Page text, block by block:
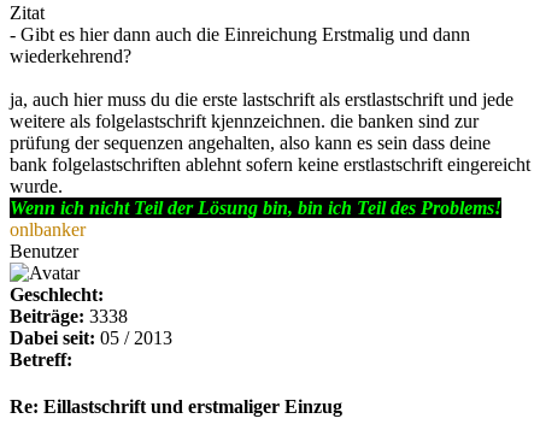
Zitat
- Gibt es hier dann auch die Einreichung Erstmalig und dann
wiederkehrend?
ja, auch hier muss du die erste lastschrift als erstlastschrift und jede
weitere als folgelastschrift kjennzeichnen. die banken sind zur
prüfung der sequenzen angehalten, also kann es sein dass deine
bank folgelastschriften ablehnt sofern keine erstlastschrift eingereicht
wurde.
Wenn ich nicht Teil der Lösung bin, bin ich Teil des Problems!
onlbanker
Benutzer
Geschlecht:
Beiträge: 3338
Dabei seit: 05 / 2013
Betreff:
Re: Eillastschrift und erstmaliger Einzug